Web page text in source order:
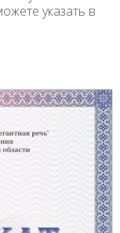
указать в